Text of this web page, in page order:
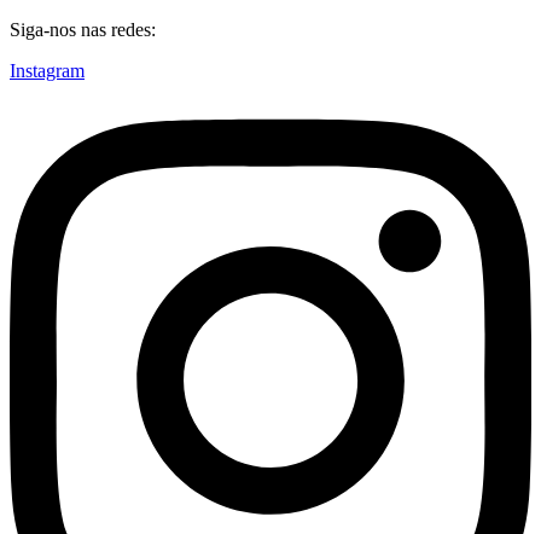
Siga-nos nas redes:
Instagram